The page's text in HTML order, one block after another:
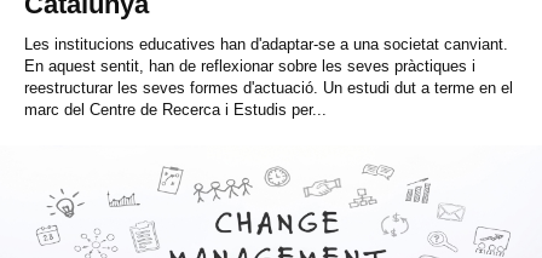
Les institucions educatives han d'adaptar-se a una societat canviant.
En aquest sentit, han de reflexionar sobre les seves pràctiques i
reestructurar les seves formes d'actuació. Un estudi dut a terme en el
marc del Centre de Recerca i Estudis per...